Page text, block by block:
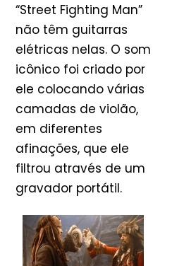
“Street Fighting Man”
não têm guitarras
elétricas nelas. O som
icônico foi criado por
ele colocando várias
camadas de violão,
em diferentes
afinações, que ele
filtrou através de um
gravador portátil.